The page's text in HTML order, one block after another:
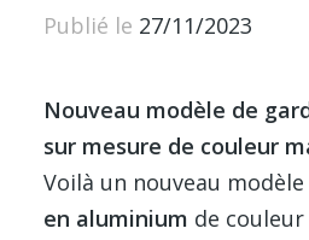
Publié le 27/11/2023
Nouveau modèle de
sur mesure de couleur
Voilà un nouveau modèle
en aluminium de